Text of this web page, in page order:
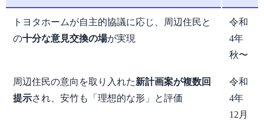
トヨタホームが自主的協議に応じ、周辺住民と
の十分な意見交換の場が実現
令和
4年
秋〜
周辺住民の意向を取り入れた新計画案が複数回
提示され、安竹も「理想的な形」と評価
令和
4年
12月